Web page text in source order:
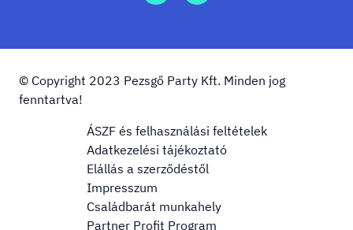
© Copyright 2023 Pezsgő Party Kft. Minden jog
fenntartva!
ÁSZF és felhasználási feltételek
Adatkezelési tájékoztató
Elállás a szerződéstől
Impresszum
Családbarát munkahely
Partner Profit Program